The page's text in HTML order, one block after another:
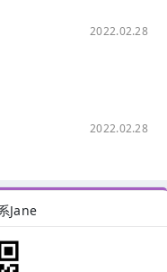
2022.02.28
2022.02.28
Jane